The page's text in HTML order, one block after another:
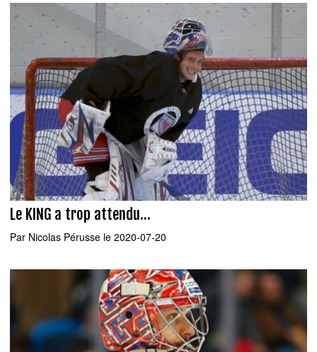
Le KING a trop attendu...
Par Nicolas Pérusse le 2020-07-20